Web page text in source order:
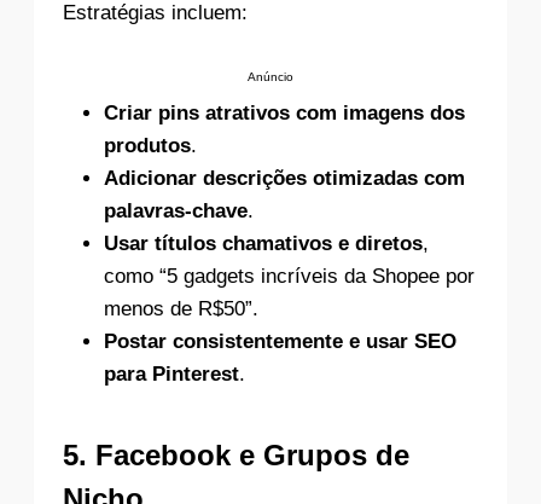
Estratégias incluem:
Anúncio
Criar pins atrativos com imagens dos
produtos.
Adicionar descrições otimizadas com
palavras-chave.
Usar títulos chamativos e diretos,
como “5 gadgets incríveis da Shopee por
menos de R$50”.
Postar consistentemente e usar SEO
para Pinterest.
5. Facebook e Grupos de